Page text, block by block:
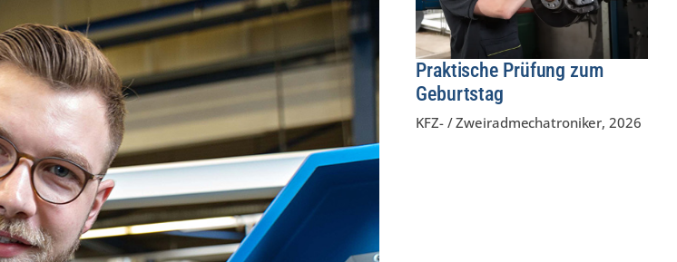
Praktische Prüfung zum
Geburtstag
KFZ- / Zweiradmechatroniker,2026